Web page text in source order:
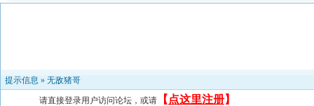
提示信息 » 无敌猪哥
请直接登录用户访问论坛，或请 【 点这里注册】